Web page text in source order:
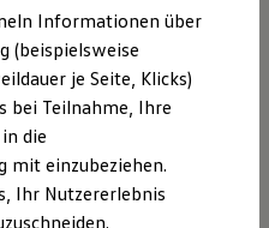
Informationen über
(beispielsweise
je Seite, Klicks)
bei Teilnahme, Ihre
die
mit einzubeziehen.
Ihr Nutzererlebnis